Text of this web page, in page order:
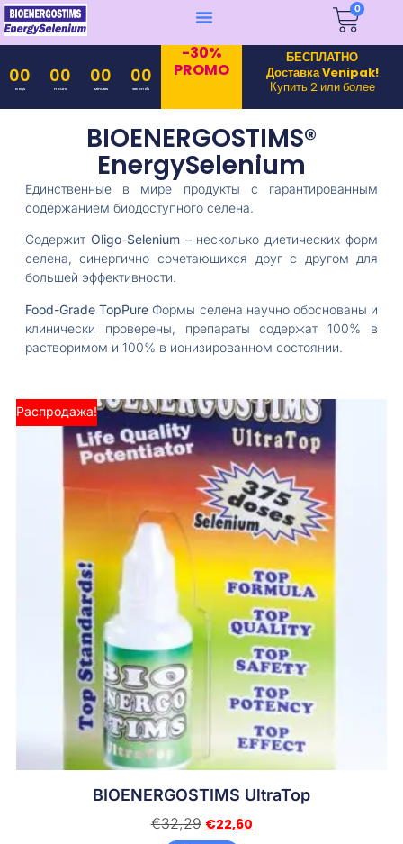
0
00
Days
00
Hours
00
Minutes
00
Seconds
-30%
PROMO
БЕСПЛАТНО
Доставка Venipak!
Купить 2 или более
BIOENERGOSTIMS®
EnergySelenium
Единственные в мире продукты с гарантированным
содержанием биодоступного селена.
Содержит Oligo-Selenium – несколько диетических форм
селена, синергично сочетающихся друг с другом для
большей эффективности.
Food-Grade TopPure Формы селена научно обоснованы и
клинически проверены, препараты содержат 100% в
растворимом и 100% в ионизированном состоянии.
Распродажа!
BIOENERGOSTIMS UltraTop
€32,29 €22,60